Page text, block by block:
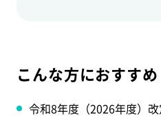
こんな方におすすめ
令和8年度（2026年度）